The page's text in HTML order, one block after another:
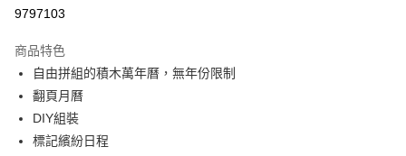
Google Pay
全盈+PAY
大哥付你分期
相關說明
9797103
商品特色
自由拼組的積木萬年曆，無年份限制
翻頁月曆
DIY組裝
標記繽紛日程